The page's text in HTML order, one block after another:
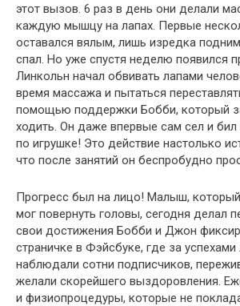
этот вызов. 6 раз в день они делали
каждую мышцу на лапах. Первые
оставался вялым, лишь изредка
спал. Но уже спустя неделю появился
Линкольн начал обвивать лапами
время массажа и пытаться
помощью поддержки Бобби, который
ходить. Он даже впервые сам сел и бил
по игрушке! Это действие настолько
что после занятий он беспробудно
Прогресс был на лицо! Малыш,
мог повернуть головы, сегодня делал
свои достижения Бобби и Джон
страничке в Фэйсбуке, где за
наблюдали сотни подписчиков,
желали скорейшего выздоровления.
и физиопроцедуры, которые не